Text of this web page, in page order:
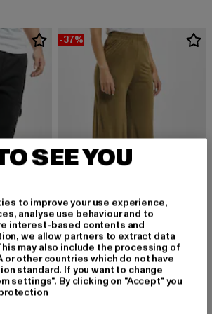
EUR
-37%
URBAN CLASSICS
Modal
18,89 EUR
Derzeitiger Preis: 18,89 EUR
29,99 EURAktionspreis:
SEE YOU
to improve your use experience,
analyse use behaviour and to
interest-based contents and
we allow partners to extract data
may also include the processing of
or other countries which do not have
standard. If you want to change
settings". By clicking on "Accept" you